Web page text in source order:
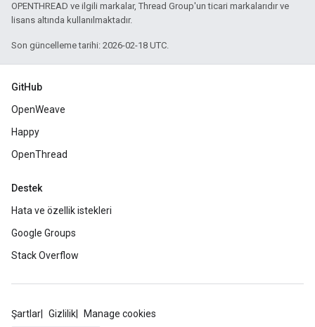
OPENTHREAD ve ilgili markalar, Thread Group'un ticari markalarıdır ve
lisans altında kullanılmaktadır.
Son güncelleme tarihi: 2026-02-18 UTC.
GitHub
OpenWeave
Happy
OpenThread
Destek
Hata ve özellik istekleri
Google Groups
Stack Overflow
Şartlar Gizlilik Manage cookies